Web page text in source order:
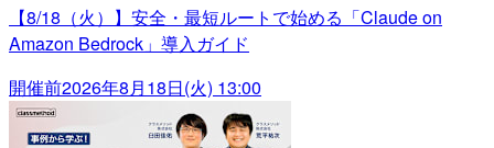
【8/18（火）】安全・最短ルートで始める「Claude on
Amazon Bedrock」導入ガイド
開催前2026年8月18日(火) 13:00